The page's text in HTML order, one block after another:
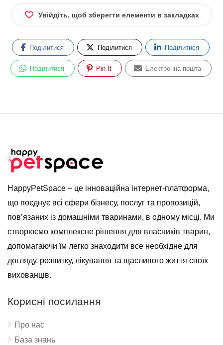
Увійдіть, щоб зберегти елементи в закладках
Поділитися Поділитися Поділитися
Поділитися Pin It Електронна пошта
HappyPetSpace – це інноваційна інтернет-платформа,
що поєднує всі сфери бізнесу, послуг та пропозицій,
пов’язаних із домашніми тваринами, в одному місці. Ми
створюємо комплексне рішення для власників тварин,
допомагаючи їм легко знаходити все необхідне для
догляду, розвитку, лікування та щасливого життя своїх
вихованців.
Корисні посилання
Про нас
База знань